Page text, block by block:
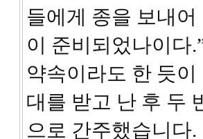
들에게 종을 보내
이 준비되었나이다
약속이라도 한 듯
대를 받고 난 후 두
으로 간주했습니다